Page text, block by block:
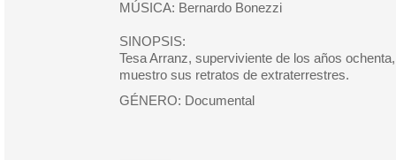
MÚSICA: Bernardo Bonezzi
SINOPSIS:
Tesa Arranz, superviviente de los años
muestro sus retratos de extraterrestres.
GÉNERO: Documental